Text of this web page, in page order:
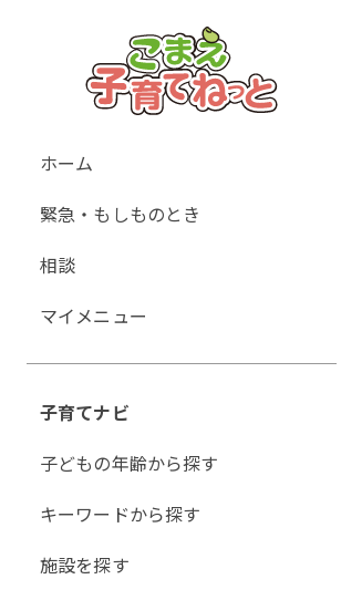
グ
ー
ル
ナ
ゲ
シ
ョ
ホーム
緊急・もしものとき
相談
マイメニュー
子育てナビ
子どもの年齢から探す
キーワードから探す
施設を探す